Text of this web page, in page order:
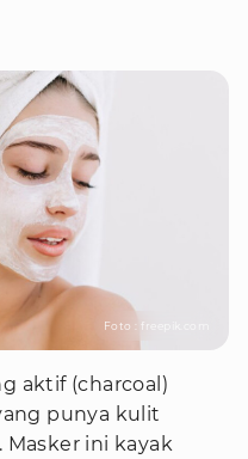
Foto : freepik.com
aktif (charcoal)
punya kulit
ini kayak